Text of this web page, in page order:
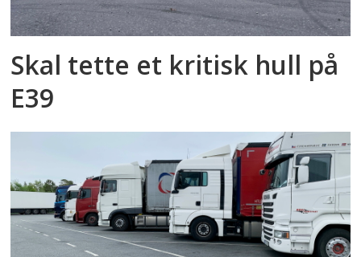
Skal tette et kritisk hull på
E39